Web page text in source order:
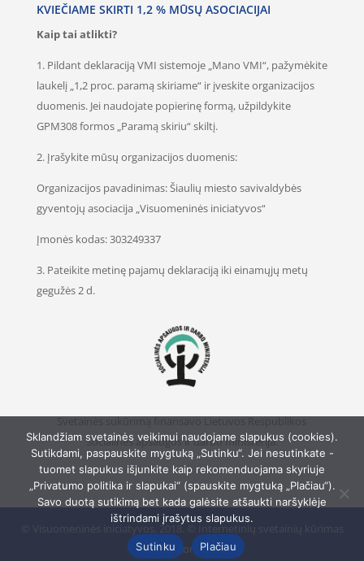
KVIEČIAME SKIRTI 1,2 % MŪSŲ ASOCIACIJAI
Kaip tai atlikti?
1. Pildant deklaraciją VMI sistemoje „Mano VMI“, pažymėkite
laukelį „1,2 proc. paramą skiriame“ ir įveskite organizacijos
duomenis. Jei naudojate popierinę formą, užpildykite
GPM308 formos „Paramą skiriu“ skiltį.
2. Įrašykite mūsų organizacijos duomenis:
Organizacijos pavadinimas: Šiaulių miesto savivaldybės
gyventojų asociacija „Visuomeninės iniciatyvos“
Įmonės kodas: 303249337
3. Pateikite metinę pajamų deklaraciją iki einamųjų metų
gegužės 2 d.
Svetainės sukūrimą finansavo Lietuvos Respublikos
Socialinės apsaugos ir darbo ministerija.
© Visuomeninės iniciatyvos, 2018. © Internetinių svetainių kūrimas
-Dipolis.com . 2026
Sklandžiam svetainės veikimui naudojame slapukus (cookies).
Sutikdami, paspauskite mygtuką „Sutinku“. Jei nesutinkate -
tuomet slapukus išjunkite kaip rekomenduojama skyriuje
„Privatumo politika ir slapukai“ (spauskite mygtuką „Plačiau“).
Savo duotą sutikimą bet kada galėsite atšaukti naršyklėje
ištrindami įrašytus slapukus.
Sutinku Plačiau